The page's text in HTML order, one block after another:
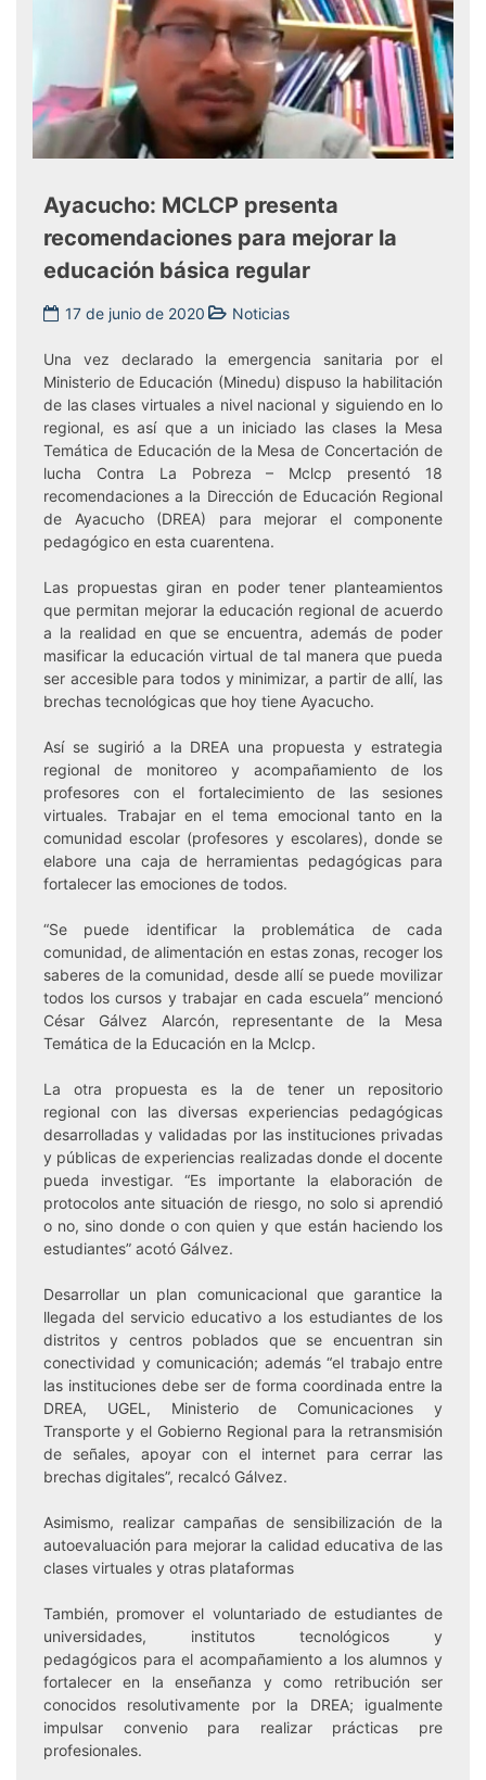
Ayacucho: MCLCP presenta
recomendaciones para mejorar la
educación básica regular
17 de junio de 2020 Noticias
Una vez declarado la emergencia sanitaria por el
Ministerio de Educación (Minedu) dispuso la habilitación
de las clases virtuales a nivel nacional y siguiendo en lo
regional, es así que a un iniciado las clases la Mesa
Temática de Educación de la Mesa de Concertación de
lucha Contra La Pobreza – Mclcp presentó 18
recomendaciones a la Dirección de Educación Regional
de Ayacucho (DREA) para mejorar el componente
pedagógico en esta cuarentena.
Las propuestas giran en poder tener planteamientos
que permitan mejorar la educación regional de acuerdo
a la realidad en que se encuentra, además de poder
masificar la educación virtual de tal manera que pueda
ser accesible para todos y minimizar, a partir de allí, las
brechas tecnológicas que hoy tiene Ayacucho.
Así se sugirió a la DREA una propuesta y estrategia
regional de monitoreo y acompañamiento de los
profesores con el fortalecimiento de las sesiones
virtuales. Trabajar en el tema emocional tanto en la
comunidad escolar (profesores y escolares), donde se
elabore una caja de herramientas pedagógicas para
fortalecer las emociones de todos.
“Se puede identificar la problemática de cada
comunidad, de alimentación en estas zonas, recoger los
saberes de la comunidad, desde allí se puede movilizar
todos los cursos y trabajar en cada escuela” mencionó
César Gálvez Alarcón, representante de la Mesa
Temática de la Educación en la Mclcp.
La otra propuesta es la de tener un repositorio
regional con las diversas experiencias pedagógicas
desarrolladas y validadas por las instituciones privadas
y públicas de experiencias realizadas donde el docente
pueda investigar. “Es importante la elaboración de
protocolos ante situación de riesgo, no solo si aprendió
o no, sino donde o con quien y que están haciendo los
estudiantes” acotó Gálvez.
Desarrollar un plan comunicacional que garantice la
llegada del servicio educativo a los estudiantes de los
distritos y centros poblados que se encuentran sin
conectividad y comunicación; además “el trabajo entre
las instituciones debe ser de forma coordinada entre la
DREA, UGEL, Ministerio de Comunicaciones y
Transporte y el Gobierno Regional para la retransmisión
de señales, apoyar con el internet para cerrar las
brechas digitales”, recalcó Gálvez.
Asimismo, realizar campañas de sensibilización de la
autoevaluación para mejorar la calidad educativa de las
clases virtuales y otras plataformas
También, promover el voluntariado de estudiantes de
universidades, institutos tecnológicos y
pedagógicos para el acompañamiento a los alumnos y
fortalecer en la enseñanza y como retribución ser
conocidos resolutivamente por la DREA; igualmente
impulsar convenio para realizar prácticas pre
profesionales.